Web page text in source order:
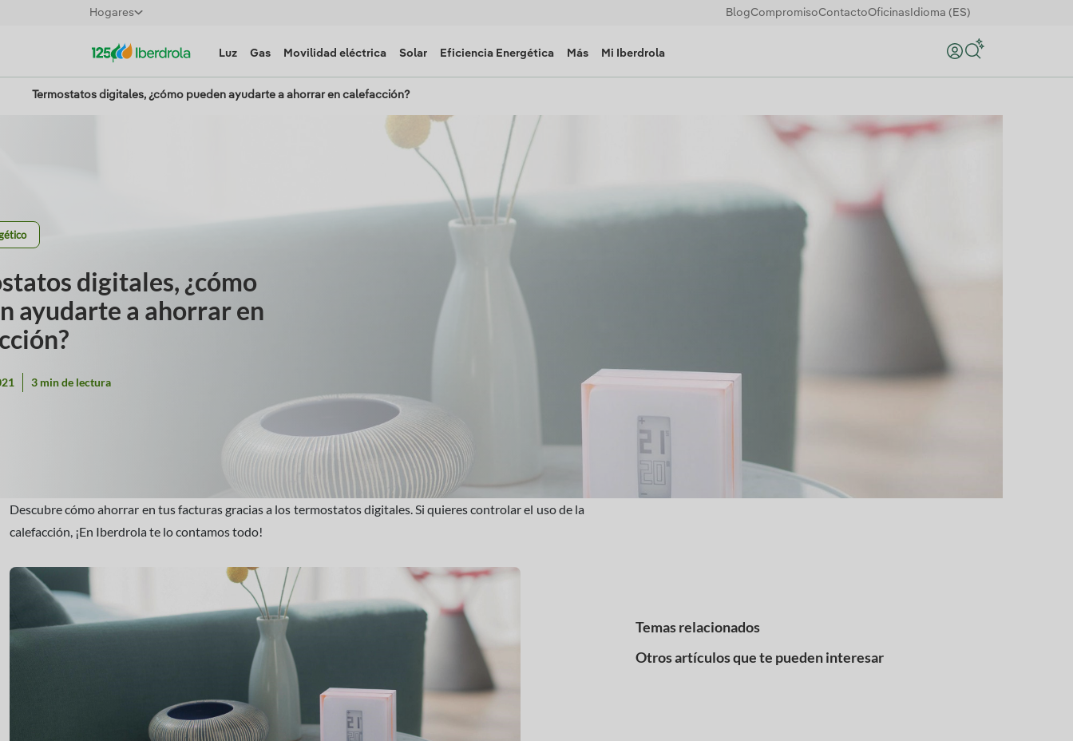
Hogares BlogCompromisoContactoOficinas Idioma (ES)
Luz Gas Movilidad eléctrica Solar Eficiencia Energética Más Mi Iberdrola Buscar
Termostatos digitales, ¿cómo pueden ayudarte a ahorrar en calefacción?
digitales, ¿cómo
ayudarte a ahorrar en
3 min de lectura
Descubre cómo ahorrar en tus facturas gracias a los termostatos digitales. Si quieres controlar el uso de la
calefacción, ¡En Iberdrola te lo contamos todo!
Temas relacionados
Otros artículos que te pueden interesar